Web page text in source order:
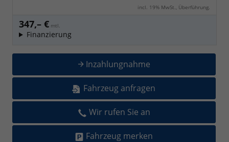
incl. 19% MwSt., Überführung.
347,– € mtl.
Finanzierung
Inzahlungnahme
Fahrzeug anfragen
Wir rufen Sie an
Fahrzeug merken